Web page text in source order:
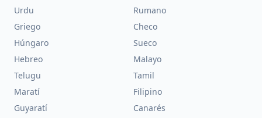
Urdu
Rumano
Griego
Checo
Húngaro
Sueco
Hebreo
Malayo
Telugu
Tamil
Maratí
Filipino
Guyaratí
Canarés